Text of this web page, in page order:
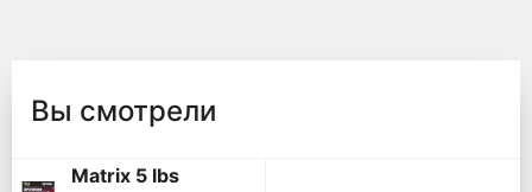
Вы смотрели
Matrix 5 lbs